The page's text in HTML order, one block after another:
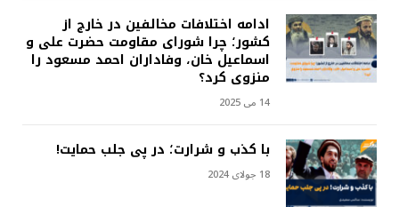
ادامه اختلافات مخالفین در خارج از
کشور؛ چرا شورای مقاومت حضرت علی و
اسماعیل خان، وفاداران احمد مسعود را
منزوی کرد؟
14 می 2025
با کذب و شرارت؛ در پی جلب حمایت!
18 جولای 2024